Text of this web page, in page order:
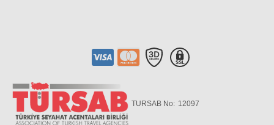
TURSAB No: 12097